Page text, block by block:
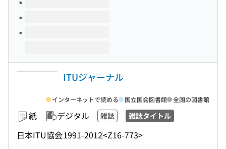
ITUジャーナル
紙 デジタル 雑誌 雑誌タイトル
日本ITU協会1991-2012<Z16-773>
インターネットで読める 国立国会図書館 全国の図書館